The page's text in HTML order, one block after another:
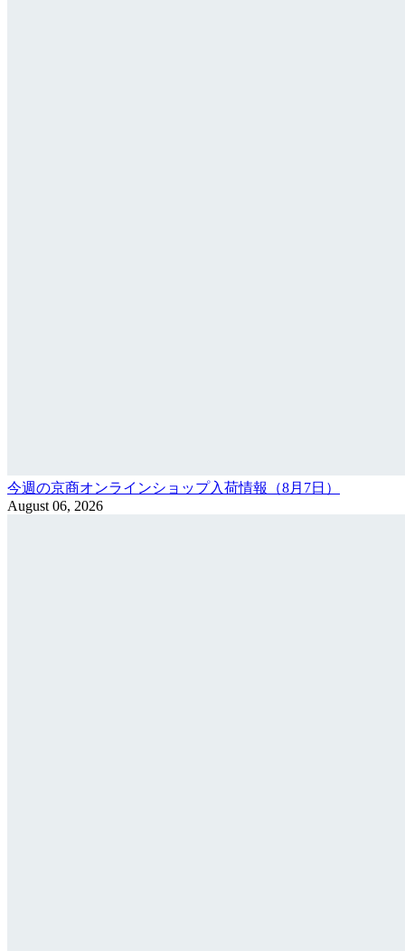
今週の京商オンラインショップ入荷情報（8月7日）
August 06, 2026